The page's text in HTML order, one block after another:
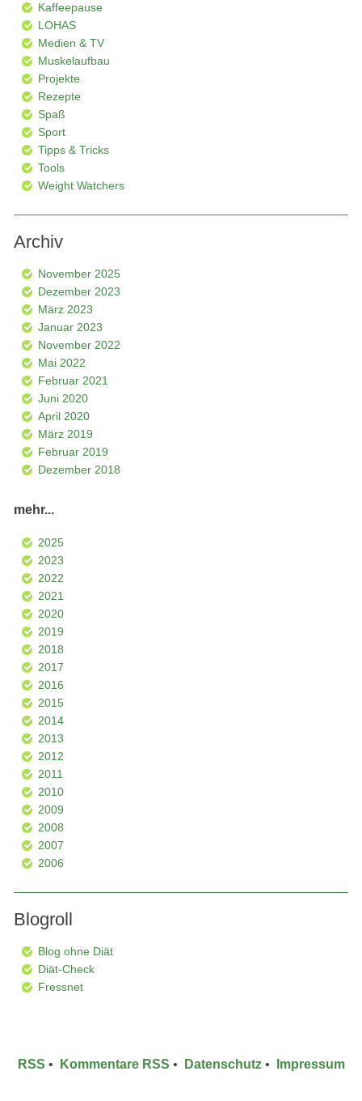
Kaffeepause
LOHAS
Medien & TV
Muskelaufbau
Projekte
Rezepte
Spaß
Sport
Tipps & Tricks
Tools
Weight Watchers
Archiv
November 2025
Dezember 2023
März 2023
Januar 2023
November 2022
Mai 2022
Februar 2021
Juni 2020
April 2020
März 2019
Februar 2019
Dezember 2018
mehr...
2025
2023
2022
2021
2020
2019
2018
2017
2016
2015
2014
2013
2012
2011
2010
2009
2008
2007
2006
Blogroll
Blog ohne Diät
Diät-Check
Fressnet
RSS • Kommentare RSS • Datenschutz• Impressum